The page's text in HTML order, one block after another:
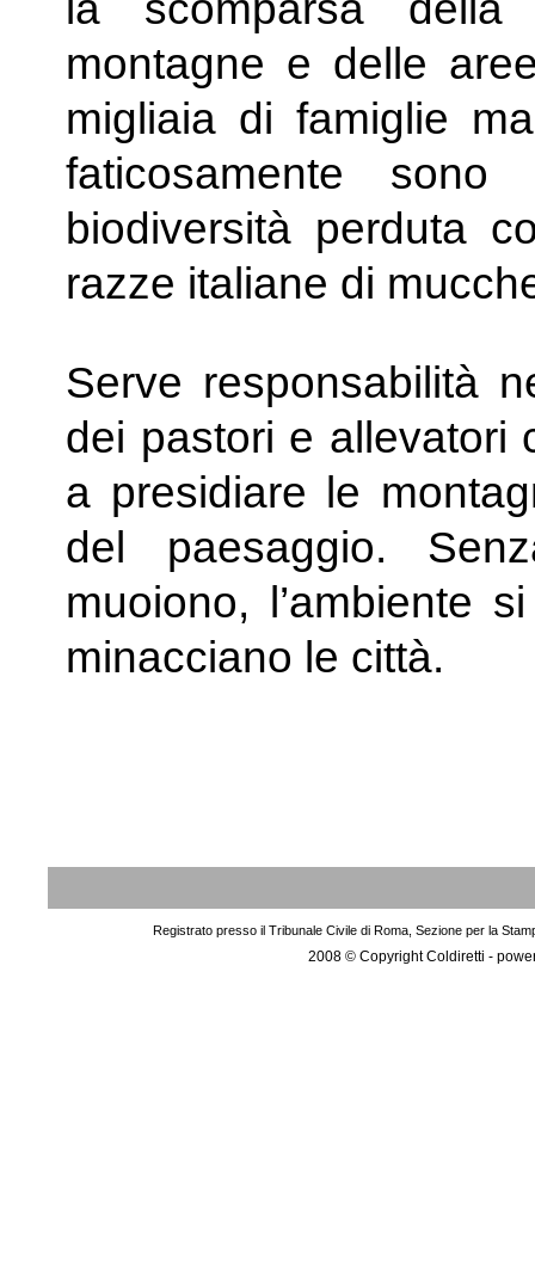
montagne e delle
migliaia di famiglie
faticosamente
biodiversità perduta
razze italiane di
Serve responsabilità
dei pastori e allevatori
a presidiare le
del paesaggio.
muoiono, l’ambiente
minacciano le città.
Registrato presso il Tribunale Civile di Roma, Sezione per la
2008 © Copyright Coldiretti -